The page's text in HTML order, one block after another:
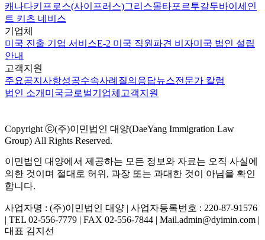
캐나다키프로스(사이프러스)그리스몰타포르투갈두바이 세인
트 키츠 네비스
기업체
미국 진출 기업 서비스E-2 미국 직원파견 비자미국 법인 설립
안내
고객지원
주요공지사항성공수속사례 질의응답뉴스전문가 칼럼
법인 소개 미국글로벌기업체 고객지원
Copyright ⓒ(주)이민법인 대양(DaeYang Immigration Law
Group) All Rights Reserved.
이민법인 대양에서 제공하는 모든 정보와 자료는 오직 사실에
의한 것이며 절대로 허위, 과장 또는 과대한 것이 아님을 확인
합니다.
사업자명 : (주)이민법인 대양 | 사업자등록번호 : 220-87-91576
| TEL 02-556-7779 | FAX 02-556-7844 | Mail.admin@dyimin.com |
대표 김지선